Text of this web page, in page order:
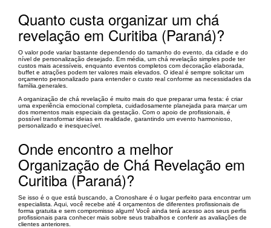
Quanto custa organizar um chá
revelação em Curitiba (Paraná)?
O valor pode variar bastante dependendo do tamanho do evento, da cidade e do
nível de personalização desejado. Em média, um chá revelação simples pode ter
custos mais acessíveis, enquanto eventos completos com decoração elaborada,
buffet e atrações podem ter valores mais elevados. O ideal é sempre solicitar um
orçamento personalizado para entender o custo real conforme as necessidades da
família.generales.
A organização de chá revelação é muito mais do que preparar uma festa: é criar
uma experiência emocional completa, cuidadosamente planejada para marcar um
dos momentos mais especiais da gestação. Com o apoio de profissionais, é
possível transformar ideias em realidade, garantindo um evento harmonioso,
personalizado e inesquecível.
Onde encontro a melhor
Organização de Chá Revelação em
Curitiba (Paraná)?
Se isso é o que está buscando, a Cronoshare é o lugar perfeito para encontrar um
especialista. Aqui, você recebe até 4 orçamentos de diferentes profissionais de
forma gratuita e sem compromisso algum! Você ainda terá acesso aos seus perfis
profissionais para conhecer mais sobre seus trabalhos e conferir as avaliações de
clientes anteriores.